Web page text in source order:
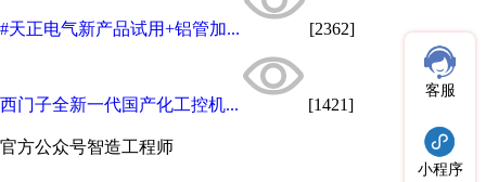
#天正电气新产品试用+铝管加... [2362]
西门子全新一代国产化工控机... [1421]
官方公众号智造工程师
客服
小程序